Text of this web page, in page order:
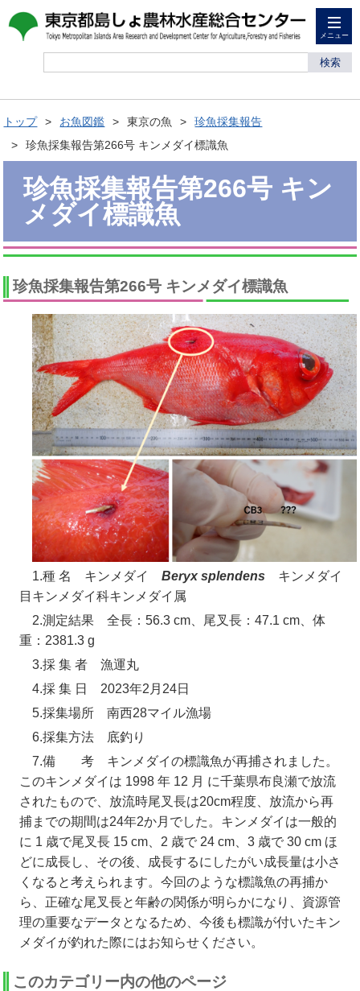
メニュー
検索
トップ お魚図鑑 東京の魚
珍魚採集報告
珍魚採集報告第266号 キンメダイ標識魚
珍魚採集報告第266号 キン
メダイ標識魚
珍魚採集報告第266号 キンメダイ標識魚
1.種 名 キンメダイBeryx splendens キンメダイ
目キンメダイ科キンメダイ属
2.測定結果 全長：56.3 cm、尾叉長：47.1 cm、体
重：2381.3 g
3.採 集 者 漁運丸
4.採 集 日 2023年2月24日
5.採集場所 南西28マイル漁場
6.採集方法 底釣り
7.備 考 キンメダイの標識魚が再捕されました。
このキンメダイは 1998 年 12 月 に千葉県布良瀬で放流
されたもので、放流時尾叉長は20cm程度、放流から再
捕までの期間は24年2か月でした。キンメダイは一般的
に 1 歳で尾叉長 15 cm、2 歳で 24 cm、3 歳で 30 cm ほ
どに成長し、その後、成長するにしたがい成長量は小さ
くなると考えられます。今回のような標識魚の再捕か
ら、正確な尾叉長と年齢の関係が明らかになり、資源管
理の重要なデータとなるため、今後も標識が付いたキン
メダイが釣れた際にはお知らせください。
このカテゴリー内の他のページ